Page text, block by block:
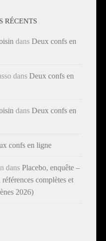
RÉCENTS
dans Deux confs en
dans Deux confs en
dans Deux confs en
confs en ligne
dans Placebo, enquête –
complètes et
2026)